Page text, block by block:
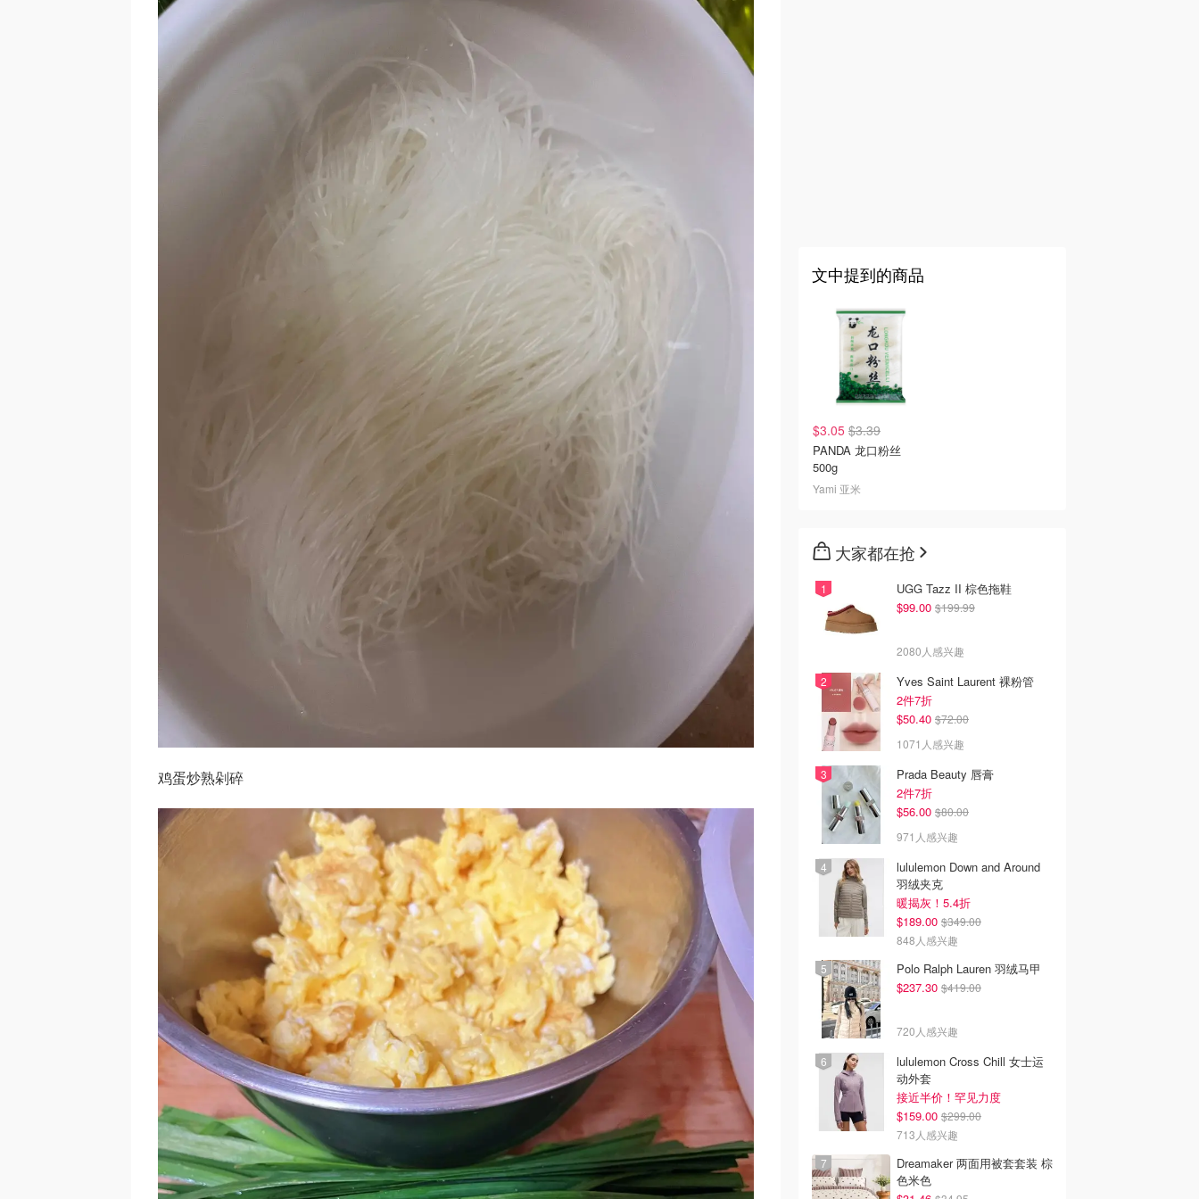
鸡蛋炒熟剁碎
文中提到的商品
$3.05 $3.39
PANDA 龙口粉丝
500g
Yami 亚米
大家都在抢
UGG Tazz II 棕色拖鞋
$99.00 $199.99
2080人感兴趣
Yves Saint Laurent 裸粉管
2件7折
$50.40 $72.00
1071人感兴趣
Prada Beauty 唇膏
2件7折
$56.00 $80.00
971人感兴趣
lululemon Down and Around
羽绒夹克
暖揭灰！5.4折
$189.00 $349.00
848人感兴趣
Polo Ralph Lauren 羽绒马甲
$237.30 $419.00
720人感兴趣
lululemon Cross Chill 女士运
动外套
接近半价！罕见力度
$159.00 $299.00
713人感兴趣
Dreamaker 两面用被套套装 棕
色米色